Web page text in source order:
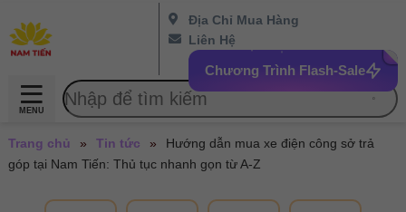
Địa Chỉ Mua Hàng
Liên Hệ
Chương Trình Flash-Sale
MENU
Trang chủ » Tin tức »
Hướng dẫn mua xe điện công sở trả
góp tại Nam Tiến: Thủ tục nhanh gọn từ A-Z